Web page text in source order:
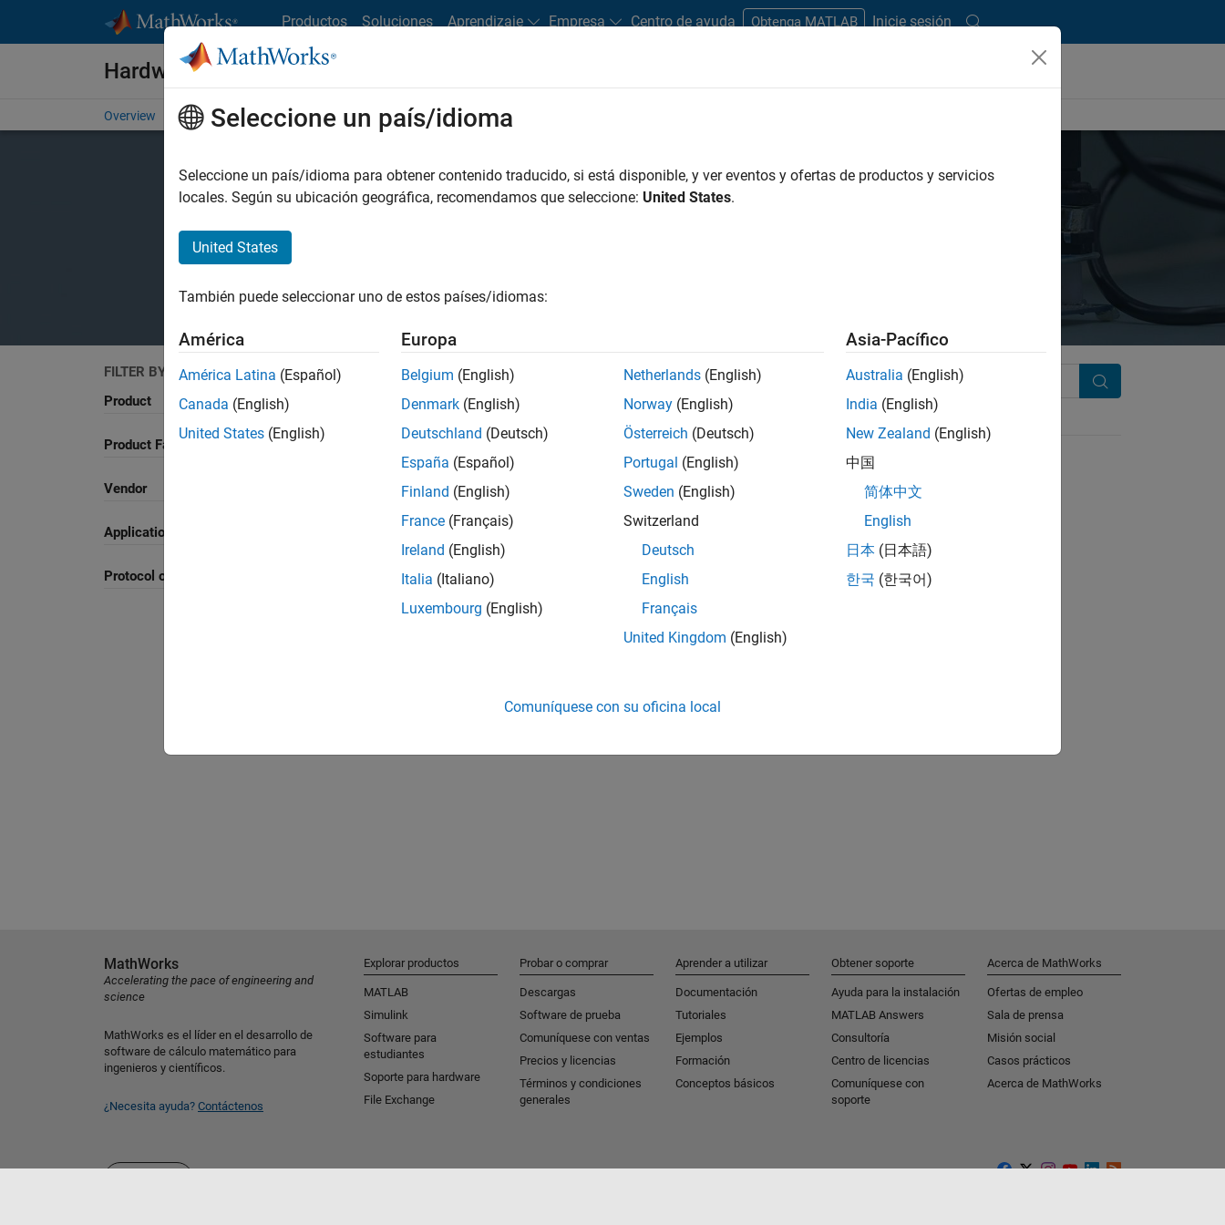
Productos Soluciones Aprendizaje Empresa Centro de ayuda Obtenga MATLAB Inicie sesión
Hardware Support
Overview Search Hardware Support Request Hardware Support
Search Hardware Support
FILTER BY
Product
Product Family and Category
Vendor
Application
Protocol or Standard
Search
Seleccione un país/idioma
Seleccione un país/idioma para obtener contenido traducido, si está disponible, y ver eventos y ofertas de productos y servicios
locales. Según su ubicación geográfica, recomendamos que seleccione: United States.
United States
También puede seleccionar uno de estos países/idiomas:
América
América Latina (Español)
Canada (English)
United States (English)
Europa
Belgium (English)
Denmark (English)
Deutschland (Deutsch)
España (Español)
Finland (English)
France (Français)
Ireland (English)
Italia (Italiano)
Luxembourg (English)
Netherlands (English)
Norway (English)
Österreich (Deutsch)
Portugal (English)
Sweden (English)
Switzerland
Deutsch
English
Français
United Kingdom (English)
Asia-Pacífico
Australia (English)
India (English)
New Zealand (English)
中国
简体中文
English
日本 (日本語)
한국 (한국어)
Comuníquese con su oficina local
MathWorks
Accelerating the pace of engineering and
science
MathWorks es el líder en el desarrollo de
software de cálculo matemático para
ingenieros y científicos.
¿Necesita ayuda? Contáctenos
Explorar productos
MATLAB
Simulink
Software para
estudiantes
Soporte para hardware
File Exchange
Probar o comprar
Descargas
Software de prueba
Comuníquese con ventas
Precios y licencias
Términos y condiciones
generales
Aprender a utilizar
Documentación
Tutoriales
Ejemplos
Formación
Conceptos básicos
Obtener soporte
Ayuda para la instalación
MATLAB Answers
Consultoría
Centro de licencias
Comuníquese con
soporte
Acerca de MathWorks
Ofertas de empleo
Sala de prensa
Misión social
Casos prácticos
Acerca de MathWorks